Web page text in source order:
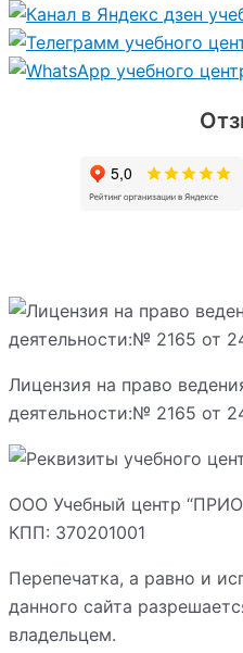
Лицензия на право
деятельности:№ 2165 от
ООО Учебный центр
КПП: 370201001
Перепечатка, а равно и
данного сайта
владельцем.